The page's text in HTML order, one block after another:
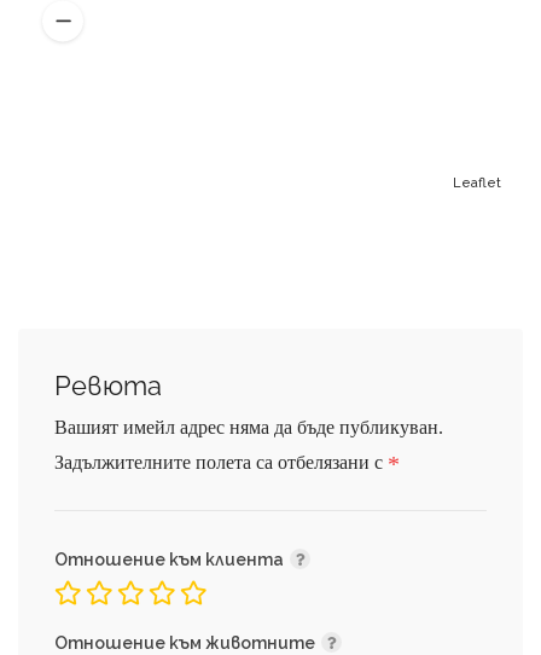
Leaflet
Ревюта
Вашият имейл адрес няма да бъде публикуван.
Задължителните полета са отбелязани с *
Отношение към клиента
Отношение към животните